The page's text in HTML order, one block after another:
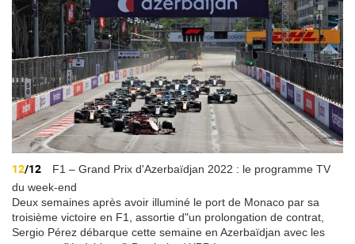
12/12
F1 – Grand Prix d'Azerbaïdjan 2022 : le programme TV
du week-end
Deux semaines après avoir illuminé le port de Monaco par sa
troisième victoire en F1, assortie d"un prolongation de contrat,
Sergio Pérez débarque cette semaine en Azerbaïdjan avec les